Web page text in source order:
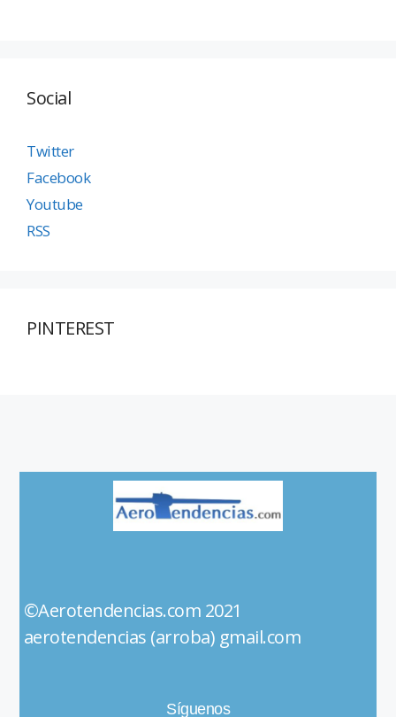
Social
Twitter
Facebook
Youtube
RSS
PINTEREST
©Aerotendencias.com 2021
aerotendencias (arroba) gmail.com
Síguenos